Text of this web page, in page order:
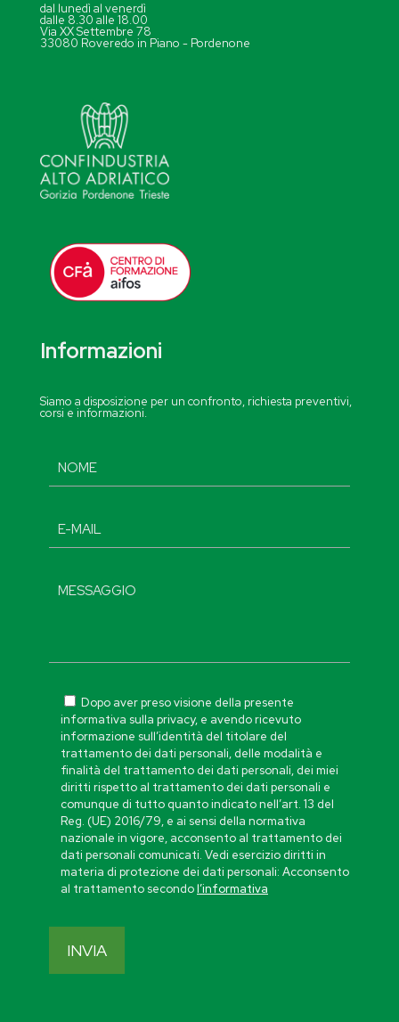
dal lunedì al venerdì
dalle 8.30 alle 18.00
Via XX Settembre 78
33080 Roveredo in Piano - Pordenone
Informazioni
Siamo a disposizione per un confronto, richiesta preventivi,
corsi e informazioni.
Dopo aver preso visione della presente
informativa sulla privacy, e avendo ricevuto
informazione sull’identità del titolare del
trattamento dei dati personali, delle modalità e
finalità del trattamento dei dati personali, dei miei
diritti rispetto al trattamento dei dati personali e
comunque di tutto quanto indicato nell’art. 13 del
Reg. (UE) 2016/79, e ai sensi della normativa
nazionale in vigore, acconsento al trattamento dei
dati personali comunicati. Vedi esercizio diritti in
materia di protezione dei dati personali: Acconsento
al trattamento secondol’informativa